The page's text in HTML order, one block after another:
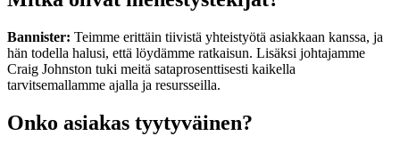
Bannister: Teimme erittäin tiivistä yhteistyötä asiakkaan kanssa, ja
hän todella halusi, että löydämme ratkaisun. Lisäksi johtajamme
Craig Johnston tuki meitä sataprosenttisesti kaikella
tarvitsemallamme ajalla ja resursseilla.
Onko asiakas tyytyväinen?